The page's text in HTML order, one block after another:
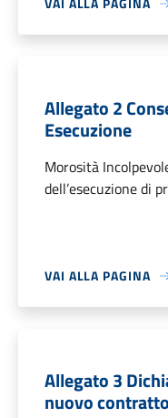
Allegato 2
Esecuzione
Morosità
dell’esecuzione di
VAI ALLA PAGINA
Allegato 3
nuovo contratto